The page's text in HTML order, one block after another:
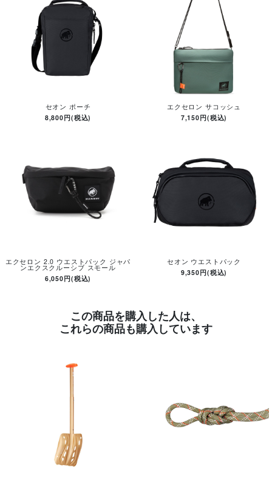
セオン ポーチ
8,800円(税込)
エクセロン サコッシュ
7,150円(税込)
エクセロン 2.0 ウエストパック ジャパ
ンエクスクルーシブ スモール
6,050円(税込)
セオン ウエストパック
9,350円(税込)
この商品を購入した人は、
これらの商品も購入しています